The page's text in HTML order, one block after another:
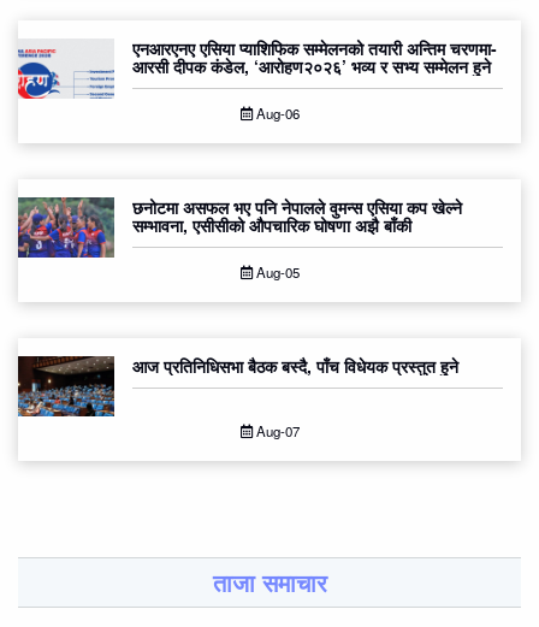
एनआरएनए एसिया प्याशिफिक सम्मेलनको तयारी अन्तिम चरणमा-
आरसी दीपक कंडेल, ‘आरोहण२०२६’ भव्य र सभ्य सम्मेलन हुने
Aug-06
छनोटमा असफल भए पनि नेपालले वुमन्स एसिया कप खेल्ने
सम्भावना, एसीसीको औपचारिक घोषणा अझै बाँकी
Aug-05
आज प्रतिनिधिसभा बैठक बस्दै, पाँच विधेयक प्रस्तुत हुने
Aug-07
ताजा समाचार